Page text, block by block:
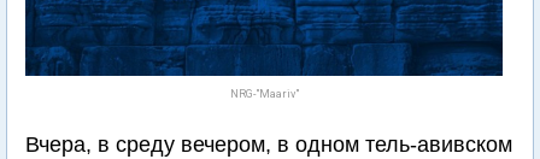
NRG-"Maariv"
Вчера, в среду вечером, в одном тель-авивском